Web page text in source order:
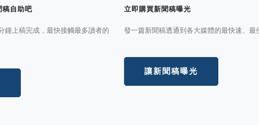
稿自助吧
鐘上稿完成，最快接觸最多讀者的
立即購買新聞稿曝光
發一篇新聞稿透通到各大媒體的最快速、最
讓新聞稿曝光